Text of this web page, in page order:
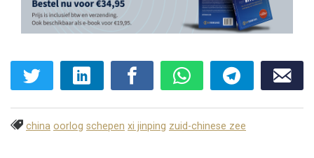
china oorlog schepen xi jinping zuid-chinese zee